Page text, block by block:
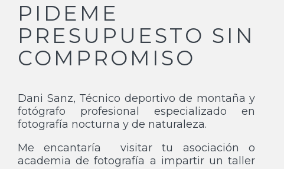
PIDEME
PRESUPUESTO SIN
COMPROMISO
Dani Sanz, Técnico deportivo de montaña y
fotógrafo profesional especializado en
fotografía nocturna y de naturaleza.
Me encantaría visitar tu asociación o
academia de fotografía a impartir un taller